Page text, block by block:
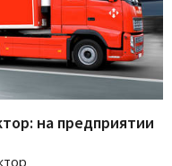
на предприятии